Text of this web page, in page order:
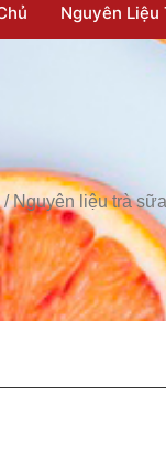
Nguyên Liệu
/Nguyên liệu trà sữa